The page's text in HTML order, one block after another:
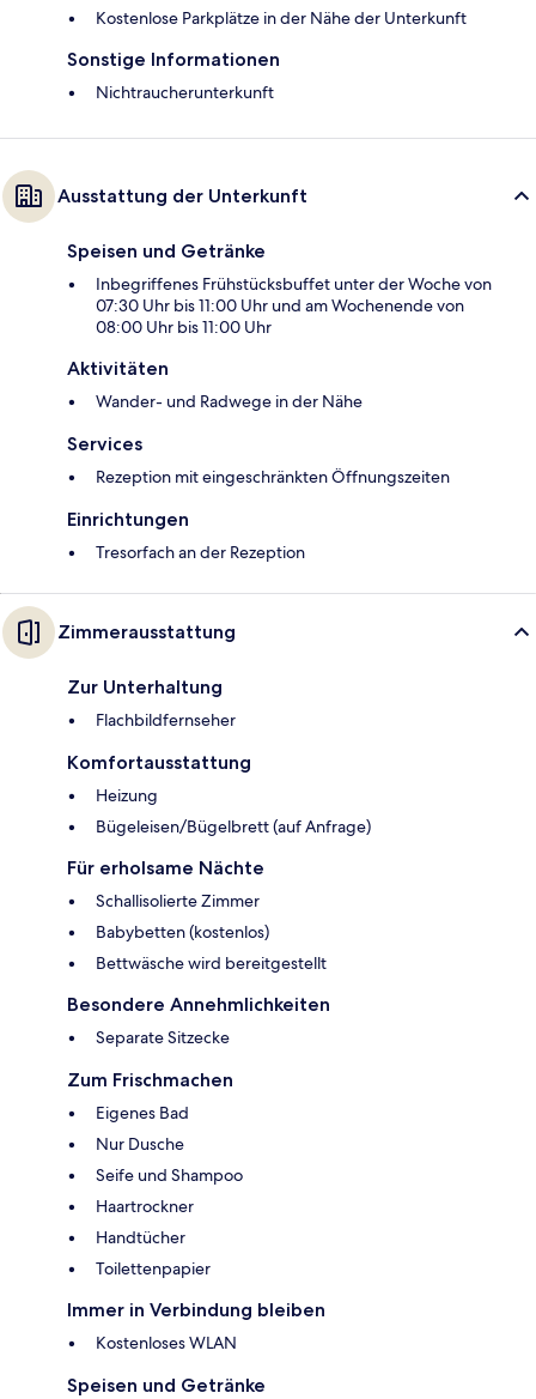
Kostenlose Parkplätze in der Nähe der Unterkunft
Sonstige Informationen
Nichtraucherunterkunft
Ausstattung der Unterkunft
Speisen und Getränke
Inbegriffenes Frühstücksbuffet unter der Woche von
07:30 Uhr bis 11:00 Uhr und am Wochenende von
08:00 Uhr bis 11:00 Uhr
Aktivitäten
Wander- und Radwege in der Nähe
Services
Rezeption mit eingeschränkten Öffnungszeiten
Einrichtungen
Tresorfach an der Rezeption
Zimmerausstattung
Zur Unterhaltung
Flachbildfernseher
Komfortausstattung
Heizung
Bügeleisen/Bügelbrett (auf Anfrage)
Für erholsame Nächte
Schallisolierte Zimmer
Babybetten (kostenlos)
Bettwäsche wird bereitgestellt
Besondere Annehmlichkeiten
Separate Sitzecke
Zum Frischmachen
Eigenes Bad
Nur Dusche
Seife und Shampoo
Haartrockner
Handtücher
Toilettenpapier
Immer in Verbindung bleiben
Kostenloses WLAN
Speisen und Getränke